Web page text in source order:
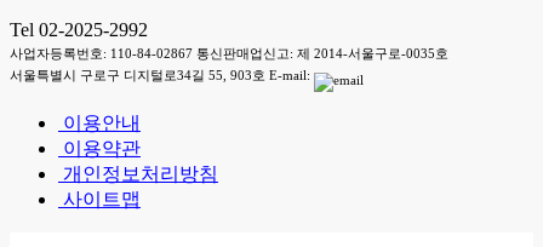
Tel 02-2025-2992
사업자등록번호: 110-84-02867 통신판매업신고: 제 2014-서울구로-0035호
서울특별시 구로구 디지털로34길 55, 903호 E-mail:
이용안내
이용약관
개인정보처리방침
사이트맵